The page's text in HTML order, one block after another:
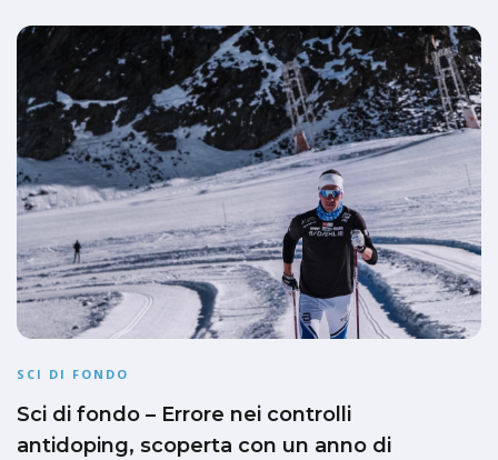
SCI DI FONDO
Sci di fondo – Errore nei controlli
antidoping, scoperta con un anno di